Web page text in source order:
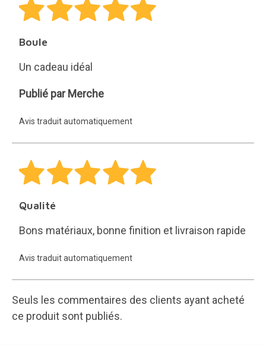
Boule
Un cadeau idéal
Merche
Publié par Merche
Avis traduit automatiquement
Qualité
Bons matériaux, bonne finition et livraison rapide
Avis traduit automatiquement
Seuls les commentaires des clients ayant acheté
ce produit sont publiés.